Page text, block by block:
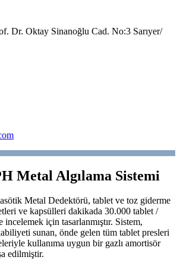
Dr. Oktay Sinanoğlu Cad. No:3 Sarıyer/
Metal Algılama Sistemi
Metal Dedektörü, tablet ve toz giderme
ve kapsülleri dakikada 30.000 tablet /
için tasarlanmıştır. Sistem,
sunan, önde gelen tüm tablet presleri
kullanıma uygun bir gazlı amortisör
edilmiştir.